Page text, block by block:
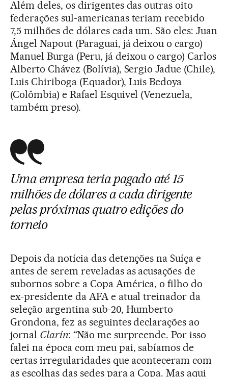
Além deles, os dirigentes das outras oito
federações sul-americanas teriam recebido
7,5 milhões de dólares cada um. São eles: Juan
Ángel Napout (Paraguai, já deixou o cargo)
Manuel Burga (Peru, já deixou o cargo) Carlos
Alberto Chávez (Bolívia), Sergio Jadue (Chile),
Luis Chiriboga (Equador), Luis Bedoya
(Colômbia) e Rafael Esquivel (Venezuela,
também preso).
Uma empresa teria pagado até 15
milhões de dólares a cada dirigente
pelas próximas quatro edições do
torneio
Depois da notícia das detenções na Suíça e
antes de serem reveladas as acusações de
subornos sobre a Copa América, o filho do
ex-presidente da AFA e atual treinador da
seleção argentina sub-20, Humberto
Grondona, fez as seguintes declarações ao
jornal Clarín: “Não me surpreende. Por isso
falei na época com meu pai, sabíamos de
certas irregularidades que aconteceram com
as escolhas das sedes para a Copa. Mas aqui